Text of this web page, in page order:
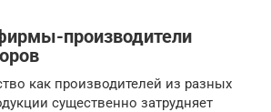
производители
как производителей из разных
существенно затрудняет